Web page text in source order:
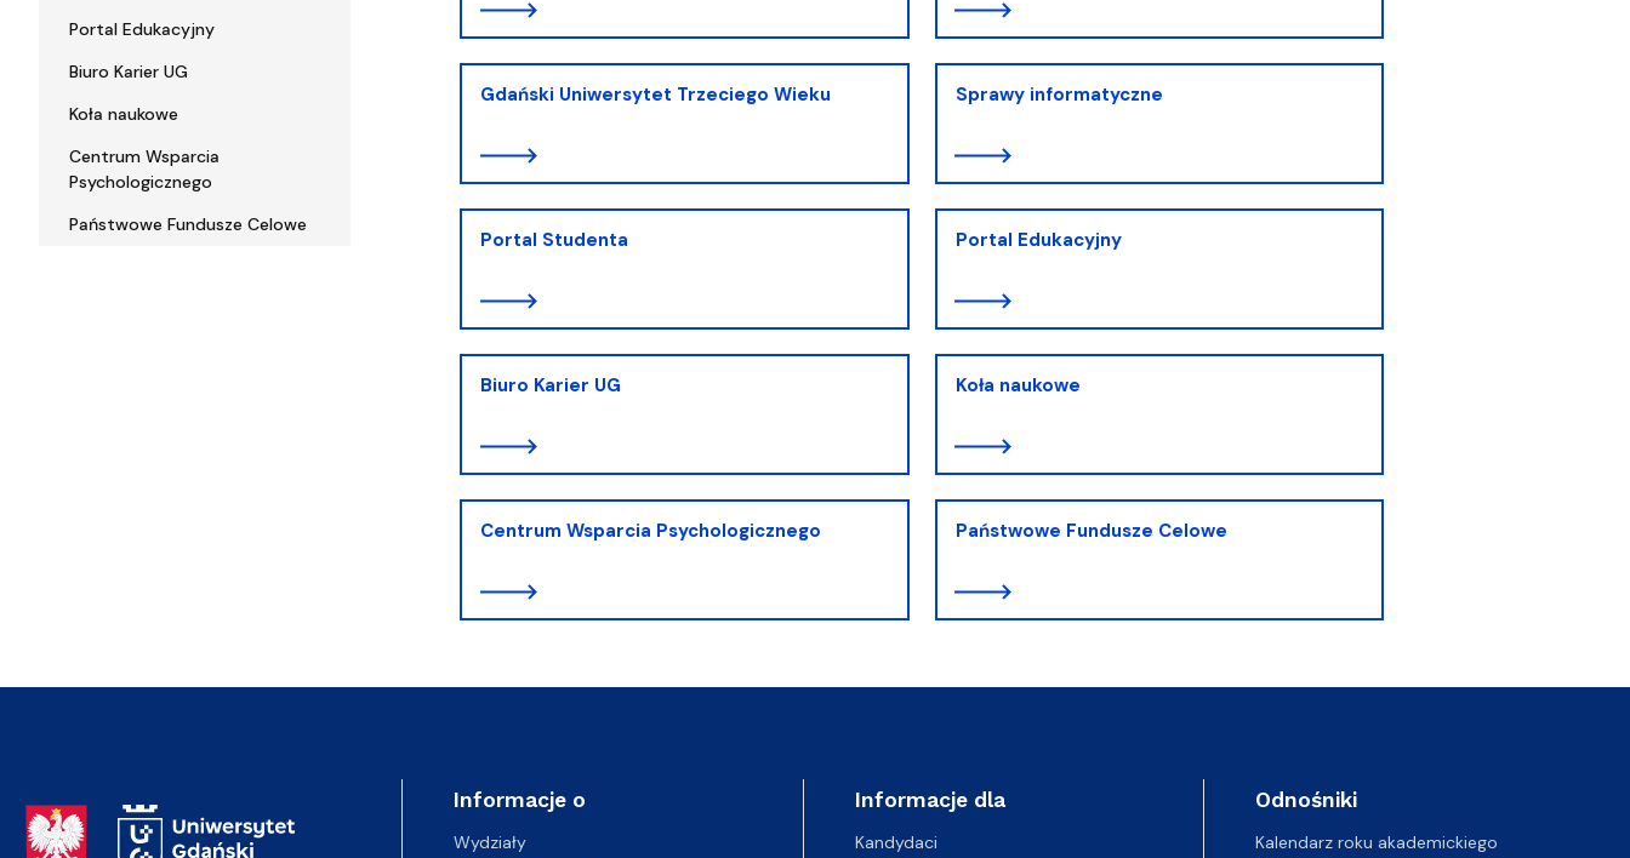
Portal Edukacyjny
Biuro Karier UG
Koła naukowe
Centrum Wsparcia
Psychologicznego
Państwowe Fundusze Celowe
Gdański Uniwersytet Trzeciego Wieku Sprawy informatyczne
Portal Studenta Portal Edukacyjny
Biuro Karier UG Koła naukowe
Centrum Wsparcia Psychologicznego Państwowe Fundusze Celowe
Adres Rektoratu
Informacje o
Wydziały
Informacje dla
Kandydaci
Odnośniki
Kalendarz roku akademickiego